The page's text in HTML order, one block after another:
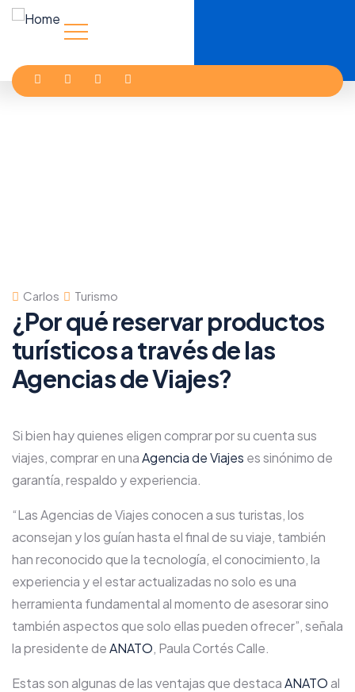
Carlos Turismo
¿Por qué reservar productos
turísticos a través de las
Agencias de Viajes?
Si bien hay quienes eligen comprar por su cuenta sus
viajes, comprar en unaAgencia de Viajes es sinónimo de
garantía, respaldo y experiencia.
“Las Agencias de Viajes conocen a sus turistas, los
aconsejan y los guían hasta el final de su viaje, también
han reconocido que la tecnología, el conocimiento, la
experiencia y el estar actualizadas no solo es una
herramienta fundamental al momento de asesorar sino
también aspectos que solo ellas pueden ofrecer”, señala
la presidente deANATO, Paula Cortés Calle.
Estas son algunas de las ventajas que destacaANATOal